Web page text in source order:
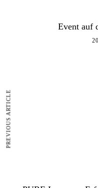
Event auf
PREVIOUS ARTICLE